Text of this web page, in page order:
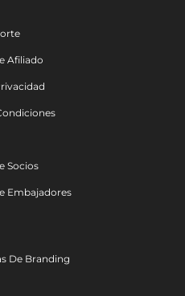
Afiliado
Socios
Embajadores
De Branding